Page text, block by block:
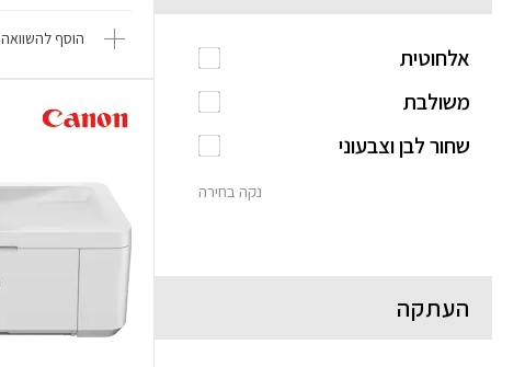
הוסף להשוואה
אלחוטית
משולבת
שחור לבן וצבעוני
נקה בחירה
העתקה